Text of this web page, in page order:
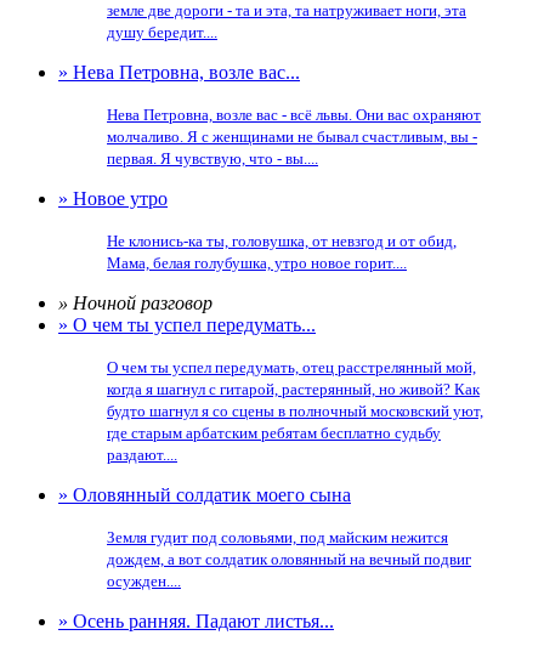
земле две дороги - та и эта, та натруживает ноги, эта
душу бередит....
» Нева Петровна, возле вас...
Нева Петровна, возле вас - всё львы. Они вас охраняют
молчаливо. Я с женщинами не бывал счастливым, вы -
первая. Я чувствую, что - вы....
» Новое утро
Не клонись-ка ты, головушка, от невзгод и от обид,
Мама, белая голубушка, утро новое горит....
» Ночной разговор
» О чем ты успел передумать...
О чем ты успел передумать, отец расстрелянный мой,
когда я шагнул с гитарой, растерянный, но живой? Как
будто шагнул я со сцены в полночный московский уют,
где старым арбатским ребятам бесплатно судьбу
раздают....
» Оловянный солдатик моего сына
Земля гудит под соловьями, под майским нежится
дождем, а вот солдатик оловянный на вечный подвиг
осужден....
» Осень ранняя. Падают листья...